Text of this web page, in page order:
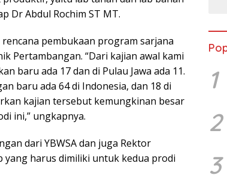
Dr Abdul Rochim ST MT.
pembukaan program sarjana
Pertambangan. “Dari kajian awal kami
baru ada 17 dan di Pulau Jawa ada 11.
baru ada 64 di Indonesia, dan 18 di
kajian tersebut kemungkinan besar
ini,” ungkapnya.
dari YBWSA dan juga Rektor
yang harus dimiliki untuk kedua prodi
1
2
3